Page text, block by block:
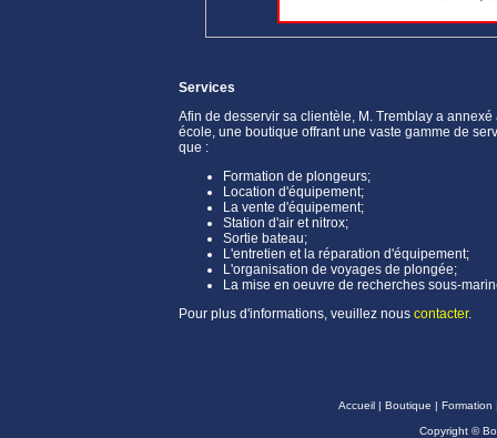
Services
Afin de desservir sa clientèle, M. Tremblay a annexé
école, une boutique offrant une vaste gamme de
que :
Formation de plongeurs;
Location d'équipement;
La vente d'équipement;
Station d'air et nitrox;
Sortie bateau;
L'entretien et la réparation d'équipement;
L'organisation de voyages de plongée;
La mise en oeuvre de recherches sous-
Pour plus d'informations, veuillez nous contacter.
Accueil| Boutique | Formation
Copyright ©